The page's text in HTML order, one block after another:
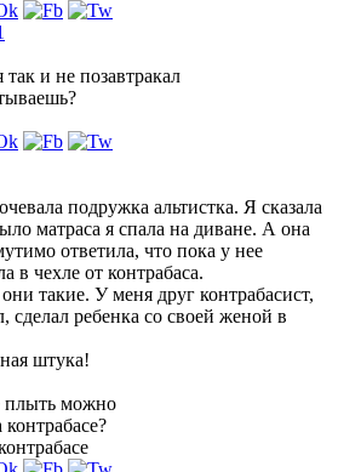
и не позавтракал
подружка альтистка. Я сказала
матраса я спала на диване. А она
ответила, что пока у нее
в чехле от контрабаса.
такие. У меня друг контрабасист,
сделал ребенка со своей женой в
штука!
плыть можно